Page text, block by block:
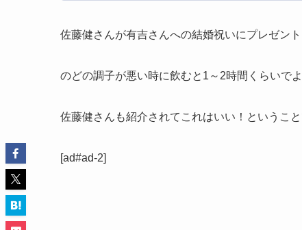
佐藤健さんが有吉さんへの結婚祝いにプレゼン
のどの調子が悪い時に飲むと1～2時間くらいで
佐藤健さんも紹介されてこれはいい！というこ
[ad#ad-2]